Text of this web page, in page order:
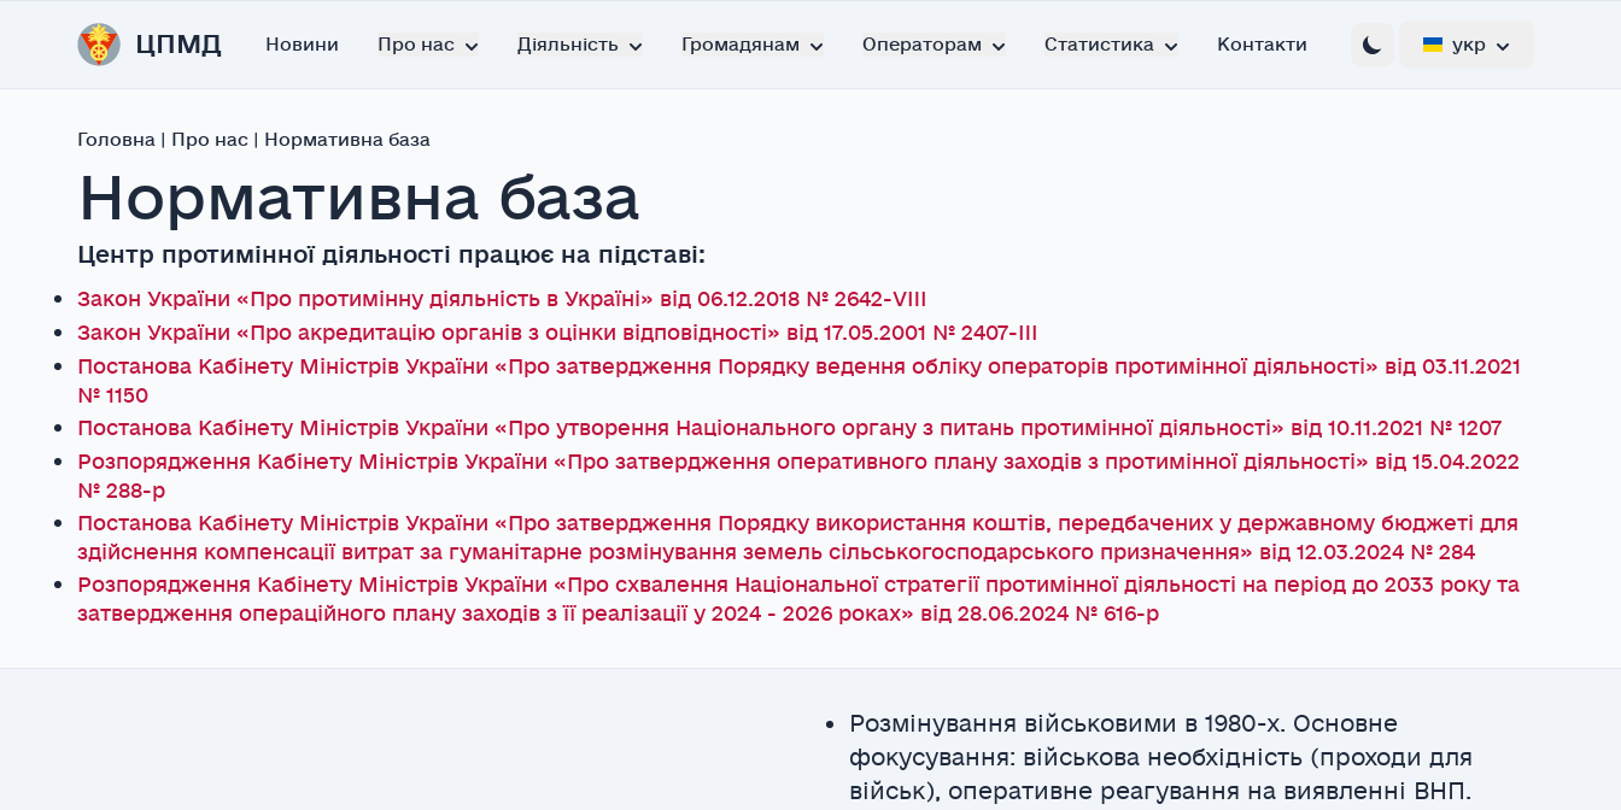
ЦПМД укр
Новини Про нас Діяльність Громадянам Операторам Статистика Контакти
Головна | Про нас | Нормативна база
Нормативна база
Центр протимінної діяльності працює на підставі:
Закон України «Про протимінну діяльність в Україні» від 06.12.2018 № 2642-VIII
Закон України «Про акредитацію органів з оцінки відповідності» від 17.05.2001 № 2407-III
Постанова Кабінету Міністрів України «Про затвердження Порядку ведення обліку операторів протимінної діяльності» від 03.11.2021
№ 1150
Постанова Кабінету Міністрів України «Про утворення Національного органу з питань протимінної діяльності» від 10.11.2021 № 1207
Розпорядження Кабінету Міністрів України «Про затвердження оперативного плану заходів з протимінної діяльності» від 15.04.2022
№ 288-р
Постанова Кабінету Міністрів України «Про затвердження Порядку використання коштів, передбачених у державному бюджеті для
здійснення компенсації витрат за гуманітарне розмінування земель сільськогосподарського призначення» від 12.03.2024 № 284
Розпорядження Кабінету Міністрів України «Про схвалення Національної стратегії протимінної діяльності на період до 2033 року та
затвердження операційного плану заходів з її реалізації у 2024 - 2026 роках» від 28.06.2024 № 616-р
Розмінування військовими в 1980-х. Основне
фокусування: військова необхідність (проходи для
військ), оперативне реагування на виявленні ВНП.